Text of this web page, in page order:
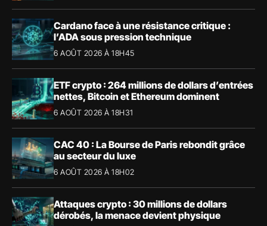
Cardano face à une résistance critique :
l’ADA sous pression technique
6 AOÛT 2026 À 18H45
ETF crypto : 264 millions de dollars d’entrées
nettes, Bitcoin et Ethereum dominent
6 AOÛT 2026 À 18H31
CAC 40 : La Bourse de Paris rebondit grâce
au secteur du luxe
6 AOÛT 2026 À 18H02
Attaques crypto : 30 millions de dollars
dérobés, la menace devient physique